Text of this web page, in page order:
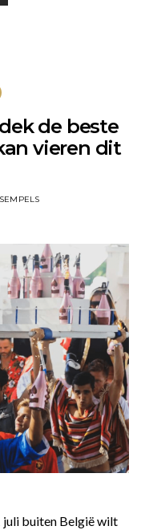
de beste
vieren dit
juli buiten België wilt